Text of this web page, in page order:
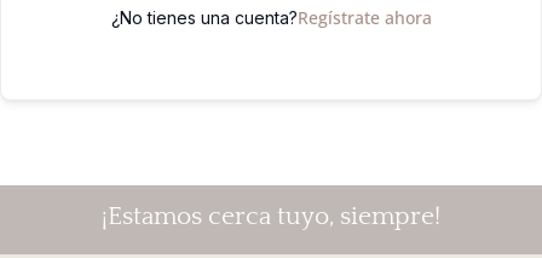
¿No tienes una cuenta?Regístrate ahora
¡Estamos cerca tuyo, siempre!